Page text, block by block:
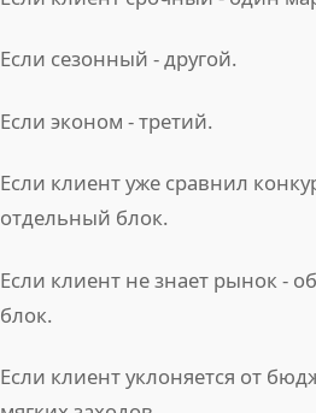
Если сезонный - другой.
Если эконом - третий.
Если клиент уже сравнил
отдельный блок.
Если клиент не знает рынок -
блок.
Если клиент уклоняется от